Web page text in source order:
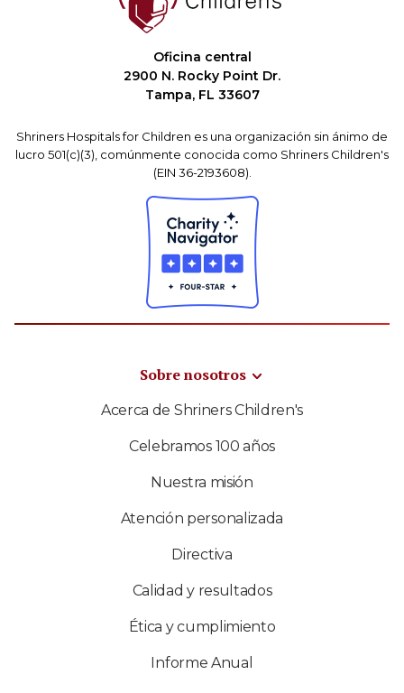
Oficina central
2900 N. Rocky Point Dr.
Tampa, FL 33607
Shriners Hospitals for Children es una organización sin ánimo de
lucro 501(c)(3), comúnmente conocida como Shriners Children's
(EIN 36-2193608).
Sobre nosotros
Acerca de Shriners Children's
Celebramos 100 años
Nuestra misión
Atención personalizada
Directiva
Calidad y resultados
Ética y cumplimiento
Informe Anual